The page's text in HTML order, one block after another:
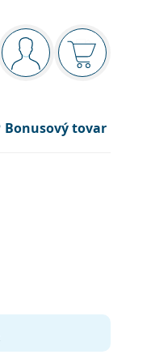
Navigačný panel
ste prihláseníNákupný
Bonusový tovar